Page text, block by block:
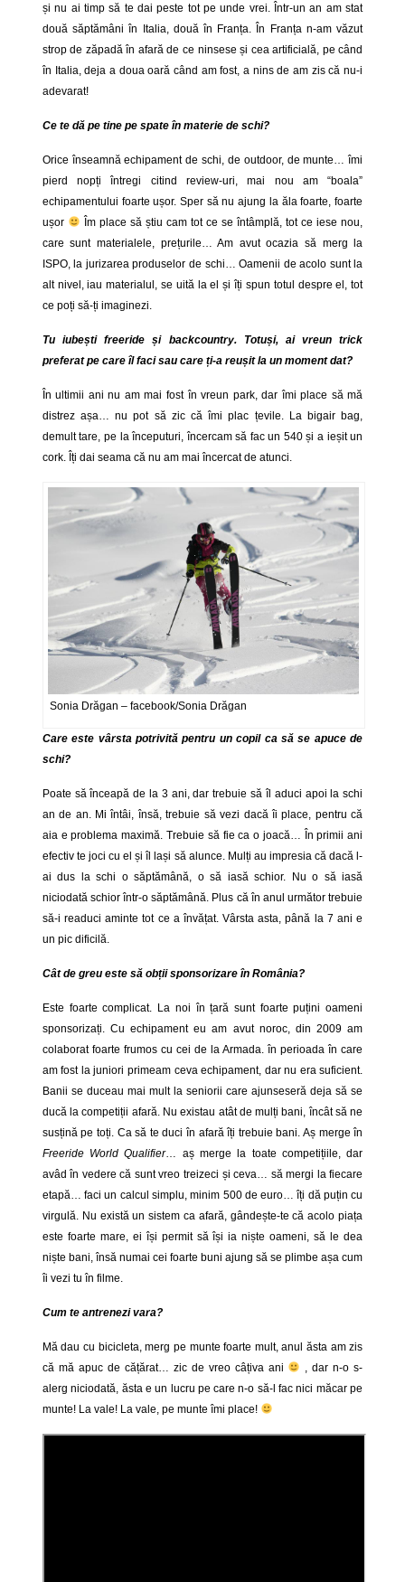
și nu ai timp să te dai peste tot pe unde vrei. Într-un an am stat
două săptămâni în Italia, două în Franța. În Franța n-am văzut
strop de zăpadă în afară de ce ninsese și cea artificială, pe când
în Italia, deja a doua oară când am fost, a nins de am zis că nu-i
adevarat!
Ce te dă pe tine pe spate în materie de schi?
Orice înseamnă echipament de schi, de outdoor, de munte… îmi
pierd nopți întregi citind review-uri, mai nou am “boala”
echipamentului foarte ușor. Sper să nu ajung la ăla foarte, foarte
ușor
Îm place să știu cam tot ce se întâmplă, tot ce iese nou,
care sunt materialele, prețurile… Am avut ocazia să merg la
ISPO, la jurizarea produselor de schi… Oamenii de acolo sunt la
alt nivel, iau materialul, se uită la el și îți spun totul despre el, tot
ce poți să-ți imaginezi.
Tu iubești freeride și backcountry. Totuși, ai vreun trick
preferat pe care îl faci sau care ți-a reușit la un moment dat?
În ultimii ani nu am mai fost în vreun park, dar îmi place să mă
distrez așa… nu pot să zic că îmi plac țevile. La bigair bag,
demult tare, pe la începuturi, încercam să fac un 540 și a ieșit un
cork. Îți dai seama că nu am mai încercat de atunci.
Sonia Drăgan – facebook/Sonia Drăgan
Care este vârsta potrivită pentru un copil ca să se apuce de
schi?
Poate să înceapă de la 3 ani, dar trebuie să îl aduci apoi la schi
an de an. Mi întâi, însă, trebuie să vezi dacă îi place, pentru că
aia e problema maximă. Trebuie să fie ca o joacă… În primii ani
efectiv te joci cu el și îl lași să alunce. Mulți au impresia că dacă l-
ai dus la schi o săptămână, o să iasă schior. Nu o să iasă
niciodată schior într-o săptămână. Plus că în anul următor trebuie
să-i readuci aminte tot ce a învățat. Vârsta asta, până la 7 ani e
un pic dificilă.
Cât de greu este să obții sponsorizare în România?
Este foarte complicat. La noi în țară sunt foarte puțini oameni
sponsorizați. Cu echipament eu am avut noroc, din 2009 am
colaborat foarte frumos cu cei de la Armada. în perioada în care
am fost la juniori primeam ceva echipament, dar nu era suficient.
Banii se duceau mai mult la seniorii care ajunseseră deja să se
ducă la competiții afară. Nu existau atât de mulți bani, încât să ne
susțină pe toți. Ca să te duci în afară îți trebuie bani. Aș merge în
Freeride World Qualifier… aș merge la toate competițiile, dar
avâd în vedere că sunt vreo treizeci și ceva… să mergi la fiecare
etapă… faci un calcul simplu, minim 500 de euro… îți dă puțin cu
virgulă. Nu există un sistem ca afară, gândește-te că acolo piața
este foarte mare, ei își permit să își ia niște oameni, să le dea
niște bani, însă numai cei foarte buni ajung să se plimbe așa cum
îi vezi tu în filme.
Cum te antrenezi vara?
Mă dau cu bicicleta, merg pe munte foarte mult, anul ăsta am zis
că mă apuc de cățărat… zic de vreo câțiva ani
, dar n-o s-
alerg niciodată, ăsta e un lucru pe care n-o să-l fac nici măcar pe
munte! La vale! La vale, pe munte îmi place!